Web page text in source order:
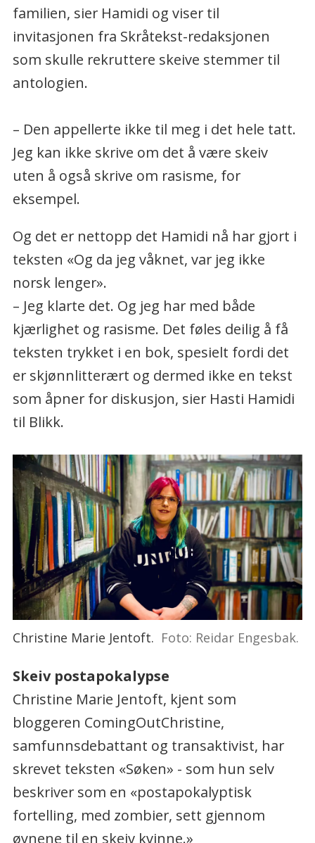
familien, sier Hamidi og viser til
invitasjonen fra Skråtekst-redaksjonen
som skulle rekruttere skeive stemmer til
antologien.
– Den appellerte ikke til meg i det hele tatt.
Jeg kan ikke skrive om det å være skeiv
uten å også skrive om rasisme, for
eksempel.
Og det er nettopp det Hamidi nå har gjort i
teksten «Og da jeg våknet, var jeg ikke
norsk lenger».
– Jeg klarte det. Og jeg har med både
kjærlighet og rasisme. Det føles deilig å få
teksten trykket i en bok, spesielt fordi det
er skjønnlitterært og dermed ikke en tekst
som åpner for diskusjon, sier Hasti Hamidi
til Blikk.
Christine Marie Jentoft. Foto: Reidar Engesbak.
Skeiv postapokalypse
Christine Marie Jentoft, kjent som
bloggeren ComingOutChristine,
samfunnsdebattant og transaktivist, har
skrevet teksten «Søken» - som hun selv
beskriver som en «postapokalyptisk
fortelling, med zombier, sett gjennom
øynene til en skeiv kvinne.»